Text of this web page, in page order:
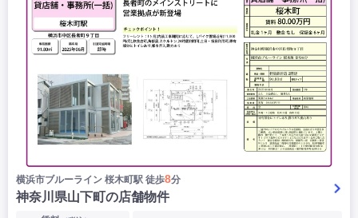
横浜市ブルーライン 桜⽊町駅 徒歩8分
神奈川県山下町の店舗物件